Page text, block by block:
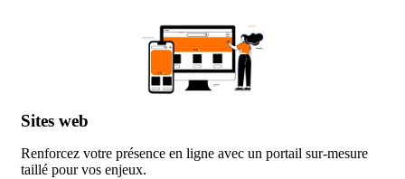
Sites web
Renforcez votre présence en ligne avec un portail sur-mesure
taillé pour vos enjeux.